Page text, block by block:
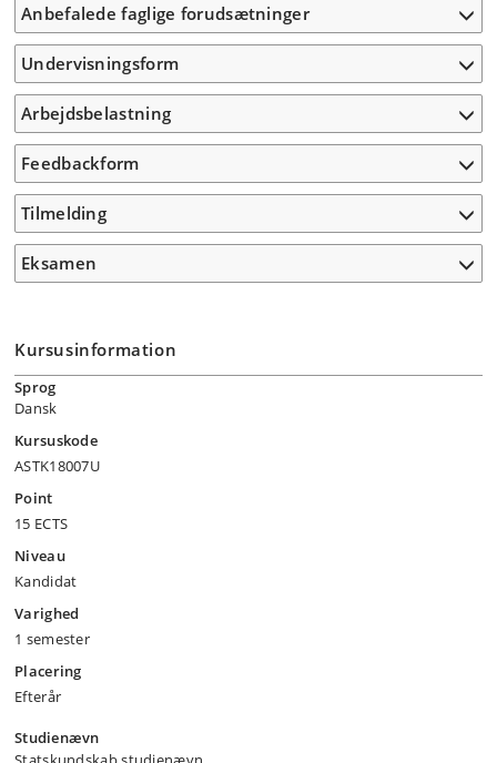
Anbefalede faglige forudsætninger
Undervisningsform
Arbejdsbelastning
Feedbackform
Tilmelding
Eksamen
Kursusinformation
Sprog
Dansk
Kursuskode
ASTK18007U
Point
15 ECTS
Niveau
Kandidat
Varighed
1 semester
Placering
Efterår
Studienævn